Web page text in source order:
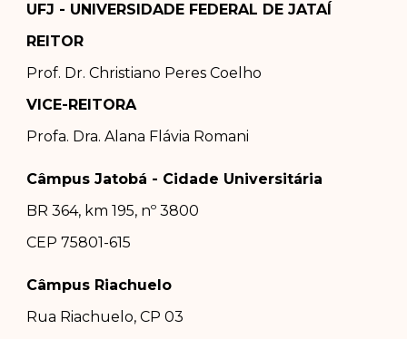
UFJ - UNIVERSIDADE FEDERAL DE JATAÍ
REITOR
Prof. Dr. Christiano Peres Coelho
VICE-REITORA
Profa. Dra. Alana Flávia Romani
Câmpus Jatobá - Cidade Universitária
BR 364, km 195, nº 3800
CEP 75801-615
Câmpus Riachuelo
Rua Riachuelo, CP 03